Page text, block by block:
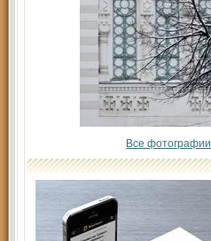
Все фотографии